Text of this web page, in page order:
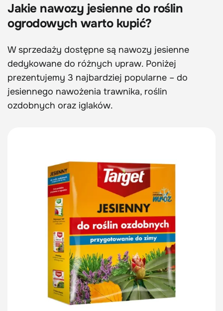
Jakie nawozy jesienne do roślin
ogrodowych warto kupić?
W sprzedaży dostępne są nawozy jesienne
dedykowane do różnych upraw. Poniżej
prezentujemy 3 najbardziej popularne – do
jesiennego nawożenia trawnika, roślin
ozdobnych oraz iglaków.